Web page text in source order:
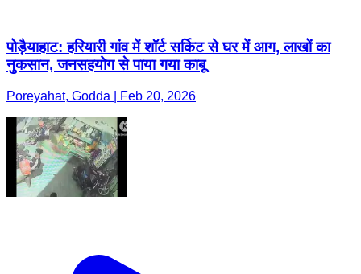
पोड़ैयाहाट: हरियारी गांव में शॉर्ट सर्किट से घर में आग, लाखों का
नुकसान, जनसहयोग से पाया गया काबू
Poreyahat, Godda | Feb 20, 2026